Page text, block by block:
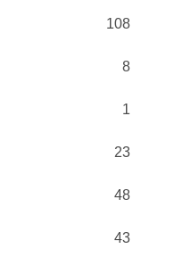
108
8
1
23
48
43